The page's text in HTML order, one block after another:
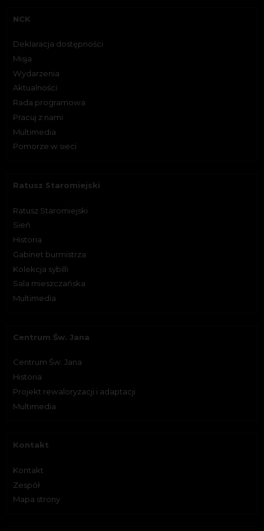
NCK
Deklaracja dostępności
Misja
Wydarzenia
Aktualności
Rada programowa
Pracuj z nami
Multimedia
Pomorze w sieci
Ratusz Staromiejski
Ratusz Staromiejski
Sień
Historia
Gabinet burmistrza
Kolekcja sybilli
Sala mieszczańska
Multimedia
Centrum Św. Jana
Centrum Św. Jana
Historia
Projekt rewaloryzacji i adaptacji
Multimedia
Kontakt
Kontakt
Zespół
Mapa strony